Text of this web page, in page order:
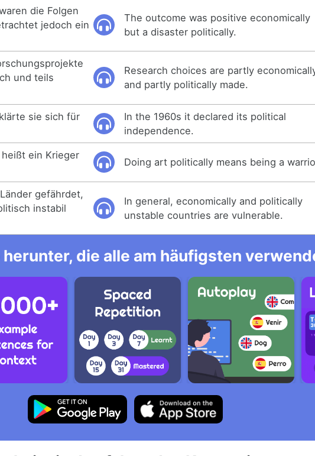
die Folgen
jedoch ein
The outcome was positive economically
but a disaster politically.
und teils
Research choices are partly
and partly politically made.
sie sich für
In the 1960s it declared its political
independence.
ein Krieger
Doing art politically means being a
gefährdet,
instabil
In general, economically and politically
unstable countries are vulnerable.
die alle am häufigsten